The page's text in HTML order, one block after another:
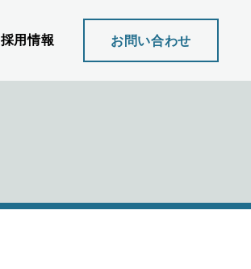
採用情報 お問い合わせ